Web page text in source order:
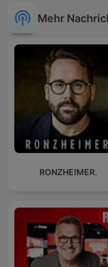
Mehr
RONZHEIMER.